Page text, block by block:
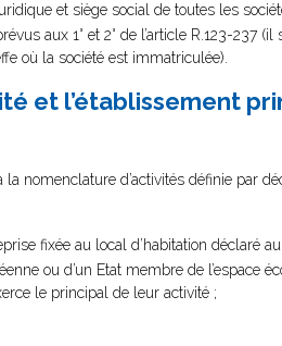
et siège social de toutes les
aux 1° et 2° de l’article R.123-237
où la société est immatriculée).
et l’établissement
la nomenclature d’activités définie par
fixée au local d’habitation déclaré
ou d’un Etat membre de l’espace
le principal de leur activité ;